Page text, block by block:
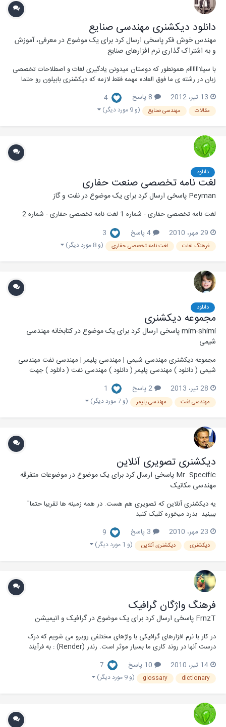
دانلود دیکشنری مهندسی صنایع
مهندس خوش فکرپاسخی ارسال کرد برای یک موضوع درمعرفی، آموزش
و به اشتراک گذاری نرم افزارهای صنایع
با سیلااااااام همونطور که دوستان میدونن یادگیری لغات و اصطلاحات تخصصی
زبان در رشته ی ما فوق العاده مهمه فقط لازمه که دیکشنری بابیلون رو حتما
منبع:وبسایت مهندسی صنایع دانشگاه فیروزکوه
13 تیر، 2012 8 پاسخ 4
مقالات مهندسی صنایع (و 9 مورد دیگر)
دانلود
لغت نامه تخصصی صنعت حفاری
Peymanپاسخی ارسال کرد برای یک موضوع درنفت و گاز
لغت نامه تخصصی حفاری - شماره 1 لغت نامه تخصصی حفاری - شماره 2
29 مهر، 2010
4 پاسخ 3
فرهنگ لغات لغت نامه تخصصی حفاری (و 8 مورد دیگر)
دانلود
مجموعه دیکشنری
mim-shimiپاسخی ارسال کرد برای یک موضوع درکتابخانه مهندسی
شیمی
مجموعه دیکشنری مهندسی شیمی | مهندسی پلیمر | مهندسی نفت مهندسی
شیمی ( دانلود ) مهندسی پلیمر ( دانلود ) مهندسی نفت ( دانلود ) جهت
نصب کنید منبع: بیا مهندسی شیمی را بهتر ببینیم
28 تیر، 2013 2 پاسخ 1
مهندسی نفت مهندسی پلیمر (و 7 مورد دیگر)
دیکشنری تصویری آنلاین
Mr. Specificپاسخی ارسال کرد برای یک موضوع درموضوعات متفرقه
مهندسی مکانیک
یه دیکشنری آنلاین که تصویری هم هست. در همه زمینه ها تقریبا حتما"
ببینید. بدرد میخوره کلیک کنید
23 مهر، 2010
3 پاسخ 9
دیکشنری دیکشنری آنلاین (و 1 مورد دیگر)
فرهنگ واژگان گرافيک
FrnzTپاسخی ارسال کرد برای یک موضوع درگرافیک و انیمیشن
در کار با نرم افزارهای گرافیکی با واژهای مختلفی روبرو می شویم که درک
درست آنها در روند کاری ما بسیار موثر است. رندر (Render) : به فرآیند
ای...
14 تیر، 2010 10 پاسخ 7
dictionary
glossary (و 9 مورد دیگر)